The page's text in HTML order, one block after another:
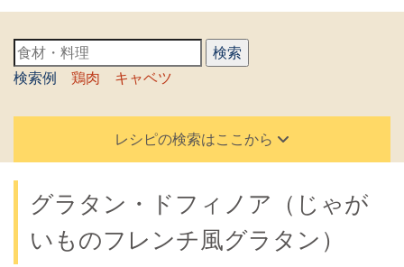
検索例 鶏肉 キャベツ
レシピの検索はここから
グラタン・ドフィノア（じゃが
いものフレンチ風グラタン）